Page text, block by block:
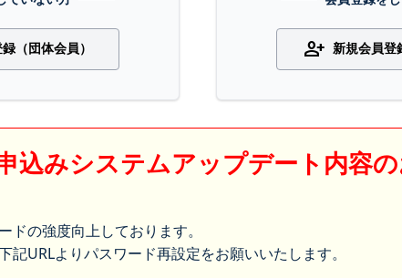
（団体会員） person_add 新規会員登
申込みシステムアップデート内容
の強度向上しております。
URLよりパスワード再設定をお願いいたします。